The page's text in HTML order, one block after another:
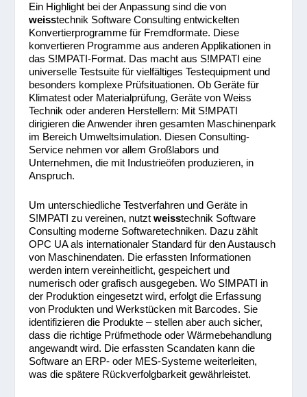
Ein Highlight bei der Anpassung sind die von
weisstechnik Software Consulting entwickelten
Konvertierprogramme für Fremdformate. Diese
konvertieren Programme aus anderen Applikationen in
das S!MPATI-Format. Das macht aus S!MPATI eine
universelle Testsuite für vielfältiges Testequipment und
besonders komplexe Prüfsituationen. Ob Geräte für
Klimatest oder Materialprüfung, Geräte von Weiss
Technik oder anderen Herstellern: Mit S!MPATI
dirigieren die Anwender ihren gesamten Maschinenpark
im Bereich Umweltsimulation. Diesen Consulting-
Service nehmen vor allem Großlabors und
Unternehmen, die mit Industrieöfen produzieren, in
Anspruch.
Um unterschiedliche Testverfahren und Geräte in
S!MPATI zu vereinen, nutztweisstechnik Software
Consulting moderne Softwaretechniken. Dazu zählt
OPC UA als internationaler Standard für den Austausch
von Maschinendaten. Die erfassten Informationen
werden intern vereinheitlicht, gespeichert und
numerisch oder grafisch ausgegeben. Wo S!MPATI in
der Produktion eingesetzt wird, erfolgt die Erfassung
von Produkten und Werkstücken mit Barcodes. Sie
identifizieren die Produkte – stellen aber auch sicher,
dass die richtige Prüfmethode oder Wärmebehandlung
angewandt wird. Die erfassten Scandaten kann die
Software an ERP- oder MES-Systeme weiterleiten,
was die spätere Rückverfolgbarkeit gewährleistet.